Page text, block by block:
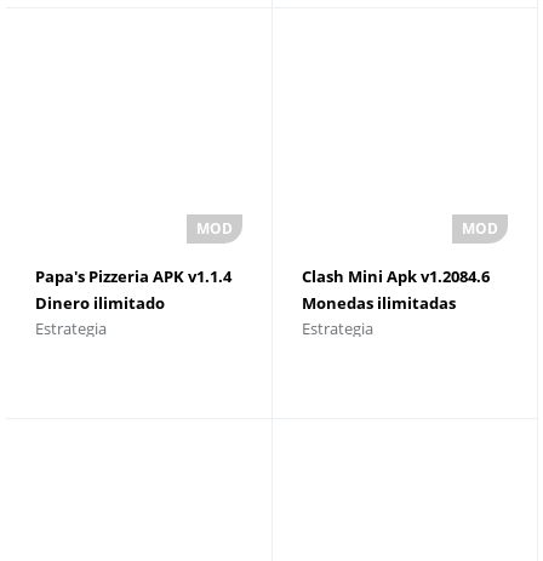
Papa's Pizzeria APK v1.1.4
Dinero ilimitado
Estrategia
Clash Mini Apk v1.2084.6
Monedas ilimitadas
Estrategia